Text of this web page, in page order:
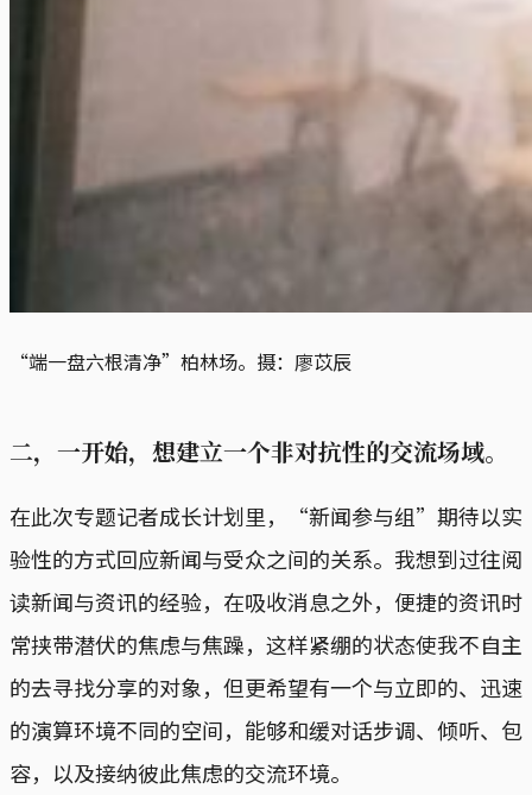
“端一盘六根清净”柏林场。摄：廖苡辰
二，一开始，想建立一个非对抗性的交流场域。
在此次专题记者成长计划里，“新闻参与组”期待以实
验性的方式回应新闻与受众之间的关系。我想到过往阅
读新闻与资讯的经验，在吸收消息之外，便捷的资讯时
常挟带潜伏的焦虑与焦躁，这样紧绷的状态使我不自主
的去寻找分享的对象，但更希望有一个与立即的、迅速
的演算环境不同的空间，能够和缓对话步调、倾听、包
容，以及接纳彼此焦虑的交流环境。